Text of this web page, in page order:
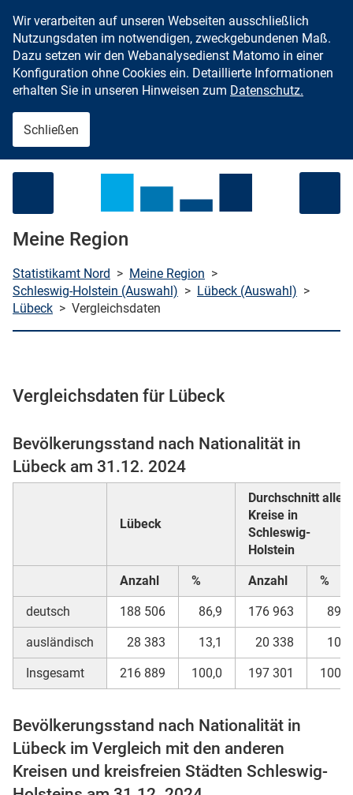
Zum Inhalt springen
Wir verarbeiten auf unseren Webseiten ausschließlich
Nutzungsdaten im notwendigen, zweckgebundenen Maß.
Dazu setzen wir den Webanalysedienst Matomo in einer
Konfiguration ohne Cookies ein. Detaillierte Informationen
erhalten Sie in unseren Hinweisen zum Datenschutz.
Schließen
Meine Region
Statistikamt Nord > Meine Region >
Schleswig-Holstein (Auswahl) > Lübeck (Auswahl) >
Lübeck > Vergleichsdaten
Vergleichsdaten für Lübeck
Bevölkerungsstand nach Nationalität in
Lübeck am 31.12. 2024
Lübeck
Durchschnitt aller
Kreise in
Schleswig-
Holstein
Anzahl % Anzahl %
deutsch 188 506 86,9 176 963 89,7
ausländisch 28 383 13,1 20 338 10,3
Insgesamt 216 889 100,0 197 301 100,0
Bevölkerungsstand nach Nationalität in
Lübeck im Vergleich mit den anderen
Kreisen und kreisfreien Städten Schleswig-